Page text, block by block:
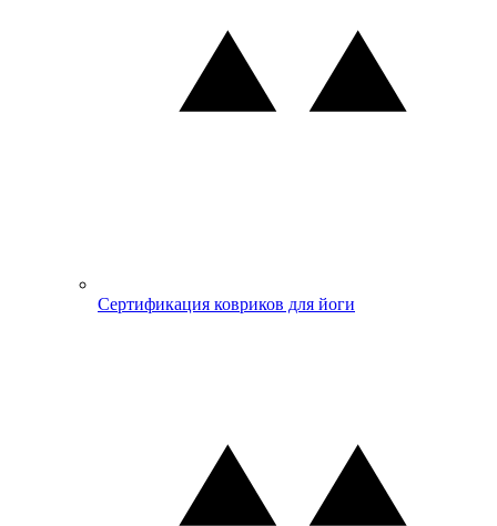
Сертификация ковриков для йоги